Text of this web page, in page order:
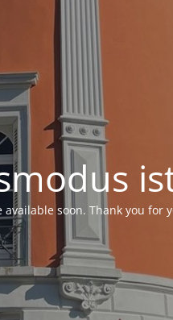
available soon. Thank you for